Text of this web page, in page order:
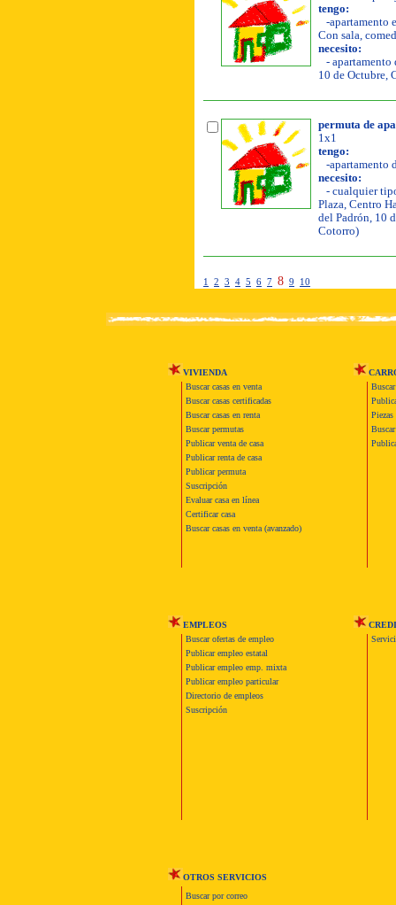
tengo:
-apartamento
Con sala,
necesito:
- apartamento
10 de Octubre,
permuta de
1x1
tengo:
-apartamento
necesito:
- cualquier
Plaza, Centro
del Padrón, 10
Cotorro)
1 2 3 4 5 6 7 8 9 10
VIVIENDA
Buscar casas en venta
Buscar casas certificadas
Buscar casas en renta
Buscar permutas
Publicar venta de casa
Publicar renta de casa
Publicar permuta
Suscripción
Evaluar casa en línea
Certificar casa
Buscar casas en venta (avanzado)
Piezas
EMPLEOS
Buscar ofertas de empleo
Publicar empleo estatal
Publicar empleo emp. mixta
Publicar empleo particular
Directorio de empleos
Suscripción
OTROS SERVICIOS
Buscar por correo